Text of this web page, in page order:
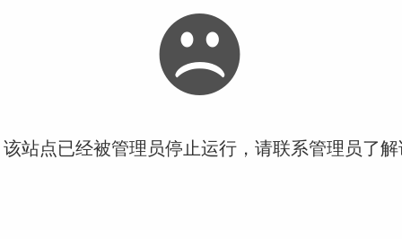
站点已经被管理员停止运行，请联系管理员了